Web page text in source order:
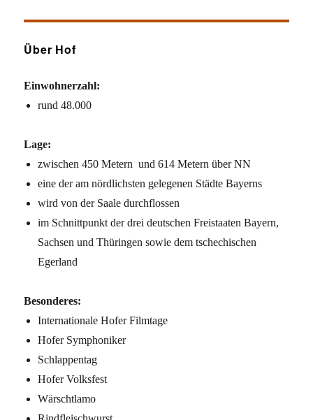
Über Hof
Einwohnerzahl:
rund 48.000
Lage:
zwischen 450 Metern und 614 Metern über NN
eine der am nördlichsten gelegenen Städte Bayerns
wird von der Saale durchflossen
im Schnittpunkt der drei deutschen Freistaaten Bayern,
Sachsen und Thüringen sowie dem tschechischen
Egerland
Besonderes:
Internationale Hofer Filmtage
Hofer Symphoniker
Schlappentag
Hofer Volksfest
Wärschtlamo